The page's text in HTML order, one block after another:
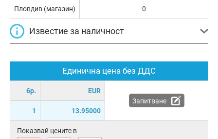
Единична цена без ДДС
бр. EUR
1 13.95000
Запитване
Показвай цените в
Пловдив (магазин) 0
Известие за наличност